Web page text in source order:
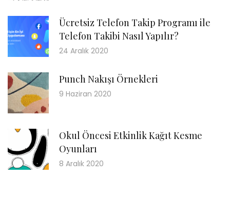
Ücretsiz Telefon Takip Programı ile
Telefon Takibi Nasıl Yapılır?
24 Aralık 2020
Punch Nakışı Örnekleri
9 Haziran 2020
Okul Öncesi Etkinlik Kağıt Kesme
Oyunları
8 Aralık 2020